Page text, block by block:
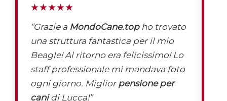
★★★★★
“Grazie a MondoCane.topho trovato
una struttura fantastica per il mio
Beagle! Al ritorno era felicissimo! Lo
staff professionale mi mandava foto
ogni giorno. Miglior pensione per
canidi Lucca!”